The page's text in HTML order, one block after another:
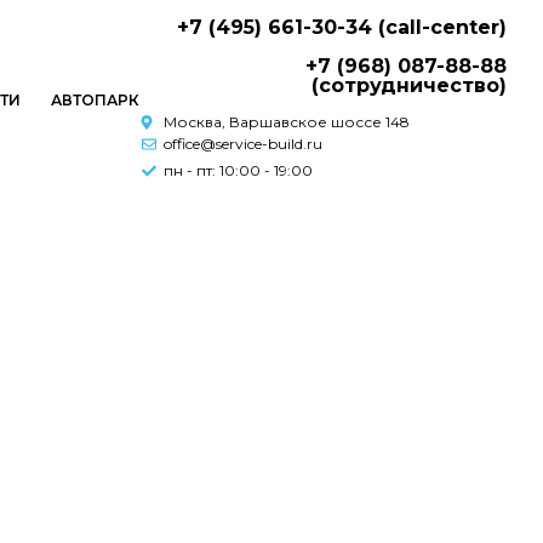
АВТОПАРК
+7 (495) 661-30-34 (call-center)
+7 (968) 087-88-88
(сотрудничество)
Москва, Варшавское шоссе 148
office@service-build.ru
пн - пт: 10:00 - 19:00